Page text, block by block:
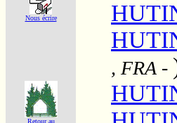
Nous écrire
Retour au
, FRA -